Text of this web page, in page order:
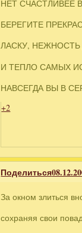
НЕТ СЧАСТЛИВЕЕ
БЕРЕГИТЕ
ЛАСКУ, НЕЖНОСТЬ
И ТЕПЛО САМЫХ
НАВСЕГДА ВЫ В
+2
Поделиться
За окном злиться
сохраняя свои